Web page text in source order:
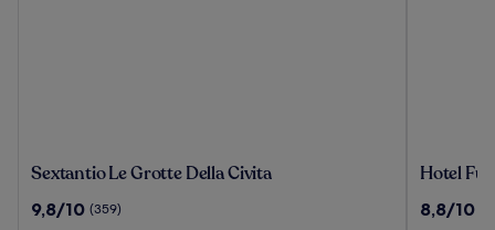
Sextantio
Grotte
Sextantio Le Grotte Della Civita
9.8
9,8/10 (359)
Hotel
Hotel
8.8
8,8/10